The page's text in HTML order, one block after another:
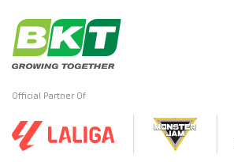
Official Partner Of